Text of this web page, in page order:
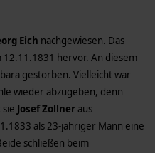
Eich nachgewiesen. Das
hervor. An diesem
gestorben. Vielleicht war
wieder abzugeben, denn
Josef Zollner aus
als 23-jähriger Mann eine
schließen beim